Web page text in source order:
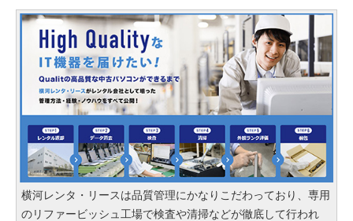
横河レンタ・リースは品質管理にかなりこだわっており、専用
のリファービッシュ工場で検査や清掃などが徹底して行われ